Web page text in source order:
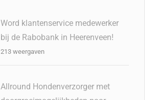
Word klantenservice medewerker
bij de Rabobank in Heerenveen!
213 weergaven
Allround Hondenverzorger met